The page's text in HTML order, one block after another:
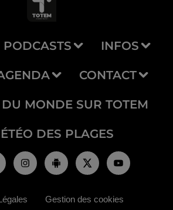
PODCASTS INFOS
CONTACT
MONDE SUR TOTEM
DES PLAGES
Gestion des cookies